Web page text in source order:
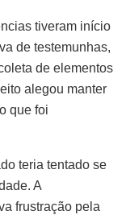
tiveram início
de testemunhas,
de elementos
alegou manter
que foi
teria tentado se
A
frustração pela